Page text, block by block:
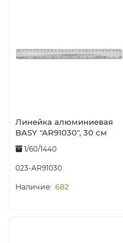
Линейка алюминиевая
BASY "AR91030", 30 см
1/60/1440
023-AR91030
682